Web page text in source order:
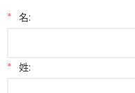
* 名:
* 姓: